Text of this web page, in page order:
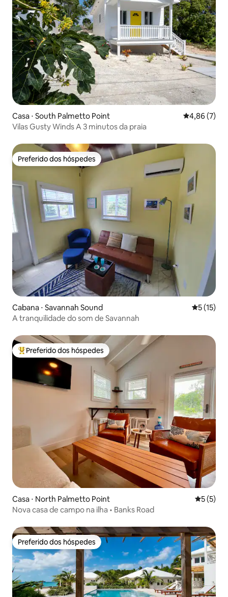
Casa ⋅ South Palmetto Point 4,86 de uma
4,86 (7)
Vilas Gusty Winds A 3 minutos da praia
Preferido dos hóspedes
Preferido dos hóspedes
Cabana ⋅ Savannah Sound 5 de uma
5 (15)
A tranquilidade do som de Savannah
Entre os melhores preferidos dos hóspedes
Preferido dos hóspedes
Casa ⋅ North Palmetto Point 5 de
5 (5)
Nova casa de campo na ilha • Banks Road
Preferido dos hóspedes
Preferido dos hóspedes